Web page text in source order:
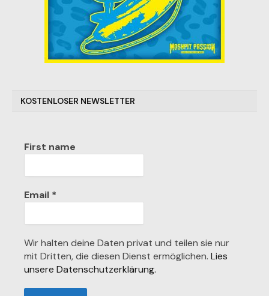
KOSTENLOSER NEWSLETTER
First name
Email *
Wir halten deine Daten privat und teilen sie nur
mit Dritten, die diesen Dienst ermöglichen. Lies
unsere Datenschutzerklärung.